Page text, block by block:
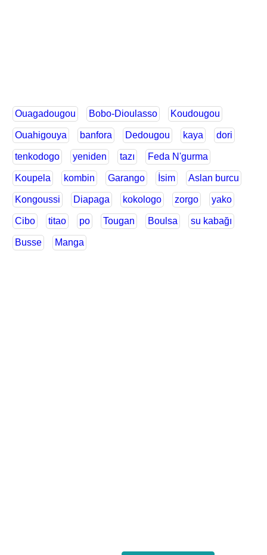
Ouagadougou Bobo-Dioulasso Koudougou
Ouahigouya banfora Dedougou kaya dori
tenkodogo yeniden tazı Feda N'gurma
Koupela kombin Garango İsim Aslan burcu
Kongoussi Diapaga kokologo zorgo yako
Cibo titao po Tougan Boulsa su kabağı
Busse Manga